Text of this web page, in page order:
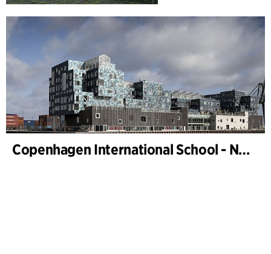
Copenhagen International School - Nordhavn